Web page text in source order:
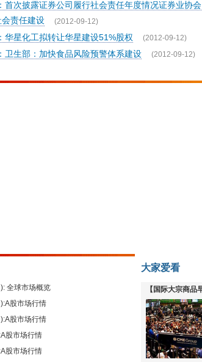
首次披露证券公司履行社会责任年度情况证券业协会
责任建设 (2012-09-12)
华星化工拟转让华星建设51%股权 (2012-09-12)
卫生部：加快食品风险预警体系建设 (2012-09-12)
全球市场概览
股市场行情
股市场行情
股市场行情
股市场行情
大家爱看
【国际大宗商
下跌